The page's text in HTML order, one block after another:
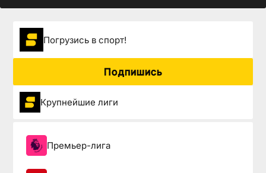
Погрузиcь в спорт!
Подпишись
Крупнейшие лиги
Премьер-лига